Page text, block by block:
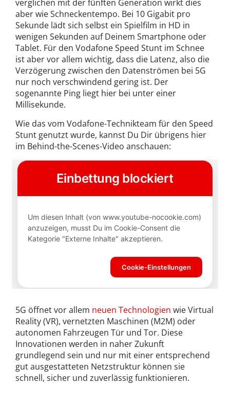
verglichen mit der fünften Generation wirkt dies
aber wie Schneckentempo. Bei 10 Gigabit pro
Sekunde lädt sich selbst ein Spielfilm in HD in
wenigen Sekunden auf Deinem Smartphone oder
Tablet. Für den Vodafone Speed Stunt im Schnee
ist aber vor allem wichtig, dass die Latenz, also die
Verzögerung zwischen den Datenströmen bei 5G
nur noch verschwindend gering ist. Der
sogenannte Ping liegt hier bei unter einer
Millisekunde.
Wie das vom Vodafone-Technikteam für den Speed
Stunt genutzt wurde, kannst Du Dir übrigens hier
im Behind-the-Scenes-Video anschauen:
5G öffnet vor allem neuen Technologien wie Virtual
Reality (VR), vernetzten Maschinen (M2M) oder
autonomen Fahrzeugen Tür und Tor. Diese
Innovationen werden in naher Zukunft
grundlegend sein und nur mit einer entsprechend
gut ausgestatteten Netzstruktur können sie
schnell, sicher und zuverlässig funktionieren.